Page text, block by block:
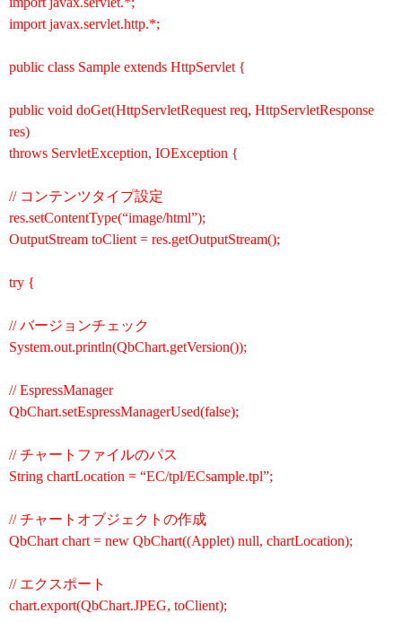
import javax.servlet.http.*;
public class Sample extends HttpServlet {
public void doGet(HttpServletRequest req, HttpServletResponse
res)
throws ServletException, IOException {
// コンテンツタイプ設定
res.setContentType(“image/html”);
OutputStream toClient = res.getOutputStream();
try {
// バージョンチェック
System.out.println(QbChart.getVersion());
// EspressManager
QbChart.setEspressManagerUsed(false);
// チャートファイルのパス
String chartLocation = “EC/tpl/ECsample.tpl”;
// チャートオブジェクトの作成
QbChart chart = new QbChart((Applet) null, chartLocation);
// エクスポート
chart.export(QbChart.JPEG, toClient);